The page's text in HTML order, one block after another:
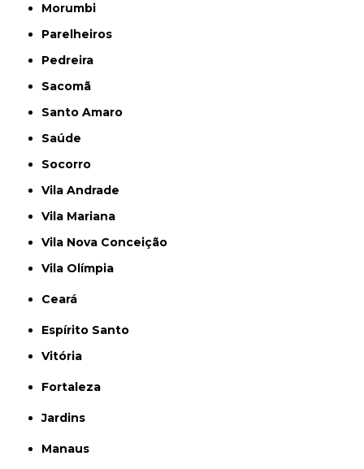
Morumbi
Parelheiros
Pedreira
Sacomã
Santo Amaro
Saúde
Socorro
Vila Andrade
Vila Mariana
Vila Nova Conceição
Vila Olímpia
Ceará
Espírito Santo
Vitória
Fortaleza
Jardins
Manaus